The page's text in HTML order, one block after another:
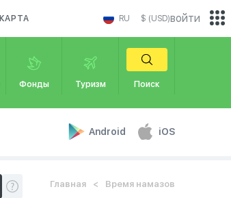
КАРТА RU $ (USD)
Фонды Туризм Поиск
Android iOS
войти
Главная Время намазов